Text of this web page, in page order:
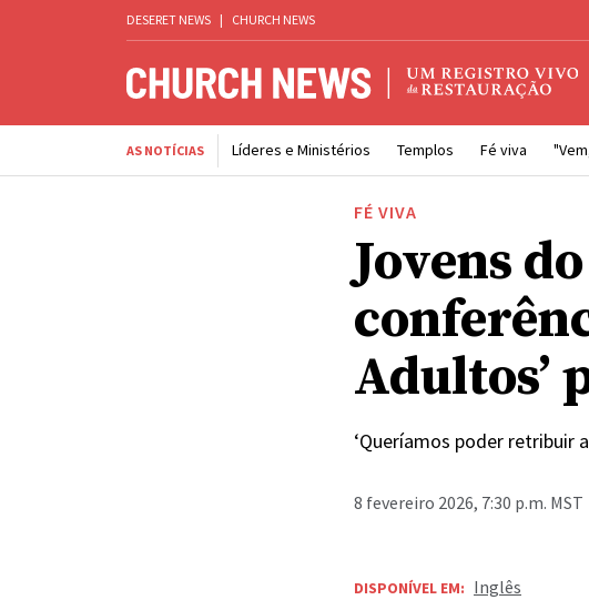
DESERET NEWS | CHURCH NEWS
AS NOTÍCIAS Líderes e Ministérios Templos Fé viva
FÉ VIVA
Jovens
Adultos’
‘Queríamos poder retribuir
8 fevereiro 2026, 7:30 p.m. MST
DISPONÍVEL EM: Inglês